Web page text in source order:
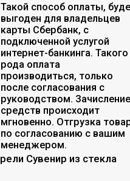
Такой способ оплаты,
выгоден для владельцев
карты Сбербанк, с
подключенной услугой
интернет-банкинга. Такого
рода оплата
производиться, только
после согласования с
руководством. Зачисление
средств происходит
мгновенно. Отгрузка
по согласованию с вашим
менеджером.
Сувенир из стекла